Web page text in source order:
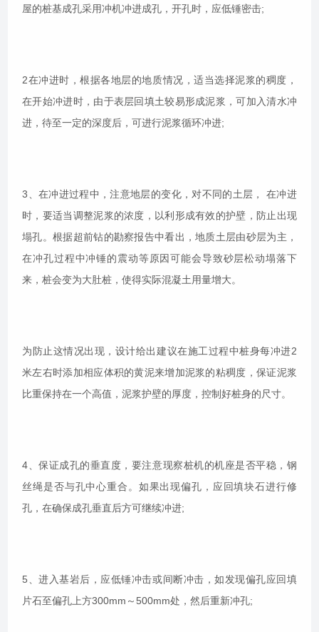
屋的桩基成孔采用冲机冲进成孔，开孔时，应低锤密击;
2在冲进时，根据各地层的地质情况，适当选择泥浆的稠度，
在开始冲进时，由于表层回填土较易形成泥浆，可加入清水冲
进，待至一定的深度后，可进行泥浆循环冲进;
3、在冲进过程中，注意地层的变化，对不同的土层， 在冲进
时，要适当调整泥浆的浓度，以利形成有效的护壁，防止出现
塌孔。根据超前钻的勘察报告中看出，地质土层由砂层为主，
在冲孔过程中冲锤的震动等原因可能会导致砂层松动塌落下
来，桩会变为大肚桩，使得实际混凝土用量增大。
为防止这情况出现，设计给出建议在施工过程中桩身每冲进2
米左右时添加相应体积的黄泥来增加泥浆的粘稠度，保证泥浆
比重保持在一个高值，泥浆护壁的厚度，控制好桩身的尺寸。
4、保证成孔的垂直度，要注意现察桩机的机座是否平稳，钢
丝绳是否与孔中心重合。如果出现偏孔，应回填块石进行修
孔，在确保成孔垂直后方可继续冲进;
5、进入基岩后，应低锤冲击或间断冲击，如发现偏孔应回填
片石至偏孔上方300mm～500mm处，然后重新冲孔;